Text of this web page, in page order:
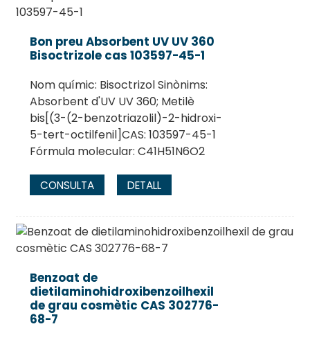
Bon preu Absorbent UV UV 360
Bisoctrizole cas 103597-45-1
Nom químic: Bisoctrizol Sinònims:
Absorbent d'UV UV 360; Metilè
bis[(3-(2-benzotriazolil)-2-hidroxi-
5-tert-octilfenil]CAS: 103597-45-1
Fórmula molecular: C41H51N6O2
CONSULTA DETALL
Benzoat de
dietilaminohidroxibenzoilhexil
de grau cosmètic CAS 302776-
68-7